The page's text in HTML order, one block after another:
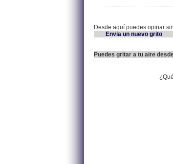
Desde aquí puedes opinar
Envia un nuevo grito
Puedes gritar a tu aire